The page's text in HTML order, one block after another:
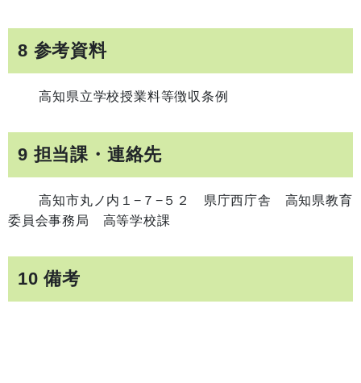
8 参考資料
高知県立学校授業料等徴収条例
9 担当課・連絡先
高知市丸ノ内１−７−５２ 県庁西庁舎 高知県教育
委員会事務局 高等学校課
10 備考